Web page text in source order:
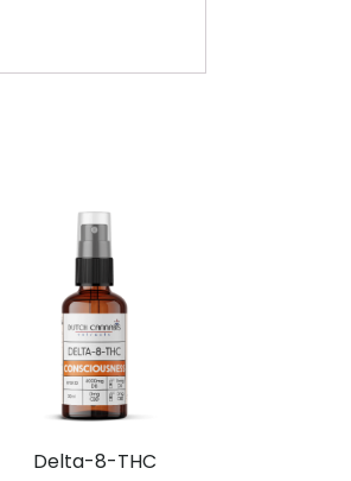
Delta-8-THC